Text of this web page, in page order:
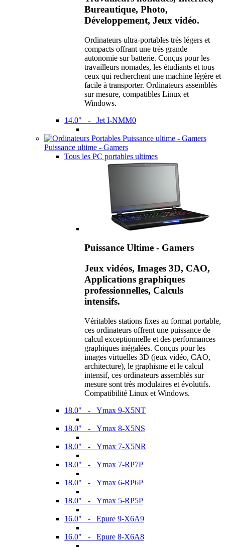
Bureautique, Photo,
Développement, Jeux vidéo.
Ordinateurs ultra-portables très légers et
compacts offrant une très grande
autonomie sur batterie. Conçus pour les
travailleurs nomades, les étudiants et tous
ceux qui recherchent une machine légère et
facile à transporter. Ordinateurs assemblés
sur mesure, compatibles Linux et
Windows.
14.0" - Jet I-NMM0
Puissance ultime - Gamers
Tous les PC portables ultimes
Puissance Ultime - Gamers
Jeux vidéos, Images 3D, CAO,
Applications graphiques
professionnelles, Calculs
intensifs.
Véritables stations fixes au format portable,
ces ordinateurs offrent une puissance de
calcul exceptionnelle et des performances
graphiques inégalées. Conçus pour les
images virtuelles 3D (jeux vidéo, CAO,
architecture), le graphisme et le calcul
intensif, ces ordinateurs assemblés sur
mesure sont très modulaires et évolutifs.
Compatibilité Linux et Windows.
18.0" - Ymax 9-X5NT
18.0" - Ymax 8-X5NS
18.0" - Ymax 7-X5NR
18.0" - Ymax 7-RP7P
18.0" - Ymax 6-RP6P
18.0" - Ymax 5-RP5P
16.0" - Epure 9-X6A9
16.0" - Epure 8-X6A8